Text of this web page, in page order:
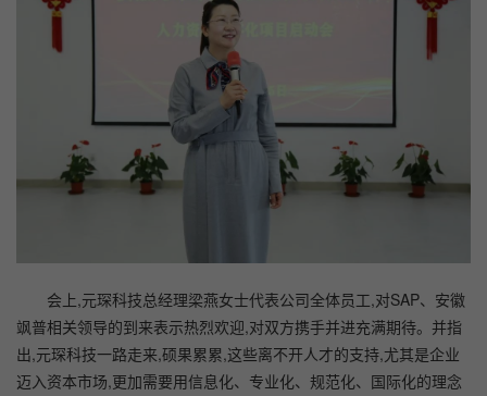
会上,元琛科技总经理梁燕女士代表公司全体员工,对SAP、安徽
飒普相关领导的到来表示热烈欢迎,对双方携手并进充满期待。并指
出,元琛科技一路走来,硕果累累,这些离不开人才的支持,尤其是企业
迈入资本市场,更加需要用信息化、专业化、规范化、国际化的理念